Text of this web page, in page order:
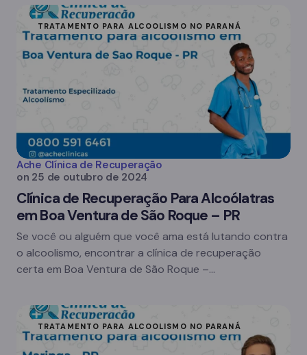
TRATAMENTO PARA ALCOOLISMO NO PARANÁ
Ache Clínica de Recuperação
on 25 de outubro de 2024
Clínica de Recuperação Para Alcoólatras
em Boa Ventura de São Roque – PR
Se você ou alguém que você ama está lutando contra
o alcoolismo, encontrar a clínica de recuperação
certa em Boa Ventura de São Roque –…
TRATAMENTO PARA ALCOOLISMO NO PARANÁ